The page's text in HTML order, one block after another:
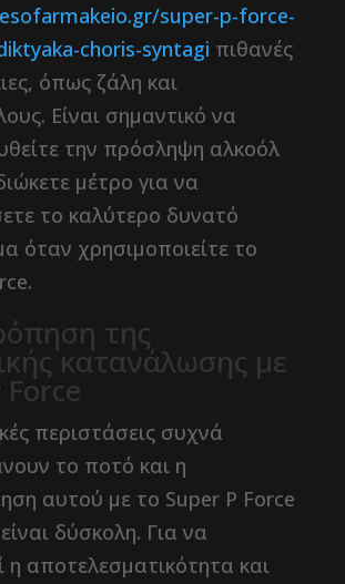
super-p-force-
choris-syntagi πιθανές
όπως ζάλη και
Είναι σημαντικό να
την πρόσληψη αλκοόλ
μέτρο για να
το καλύτερο δυνατό
όταν χρησιμοποιείτε το
της
κατανάλωσης με
περιστάσεις συχνά
το ποτό και η
αυτού με το Super P Force
δύσκολη. Για να
η αποτελεσματικότητα και